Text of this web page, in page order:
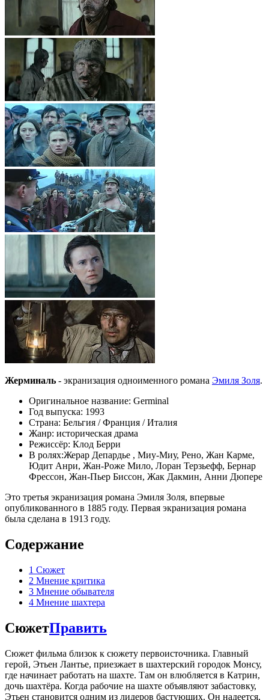
Жерминаль - экранизация одноименного романа Эмиля Золя.
Оригинальное название: Germinal
Год выпуска: 1993
Страна: Бельгия / Франция / Италия
Жанр: историческая драма
Режиссёр: Клод Берри
В ролях:Жерар Депaрдье , Миу-Миу, Рено, Жан Карме,
Юдит Анри, Жан-Роже Мило, Лоран Терзьефф, Бернар
Фрессон, Жан-Пьер Биссон, Жак Дакмин, Анни Дюпере
Это третья экранизация романа Эмиля Золя, впервые
опубликованного в 1885 году. Первая экранизация романа
была сделана в 1913 году.
Содержание
1 Сюжет
2 Мнение критика
3 Мнение обывателя
4 Мнение шахтера
СюжетПравить
Сюжет фильма близок к сюжету первоисточника. Главный
герой, Этьен Лантье, приезжает в шахтерский городок Монсу,
где начинает работать на шахте. Там он влюбляется в Катрин,
дочь шахтёра. Когда рабочие на шахте объявляют забастовку,
Этьен становится одним из лидеров бастующих. Он надеется,